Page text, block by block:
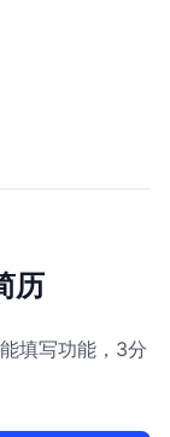
历
填写功能，3分